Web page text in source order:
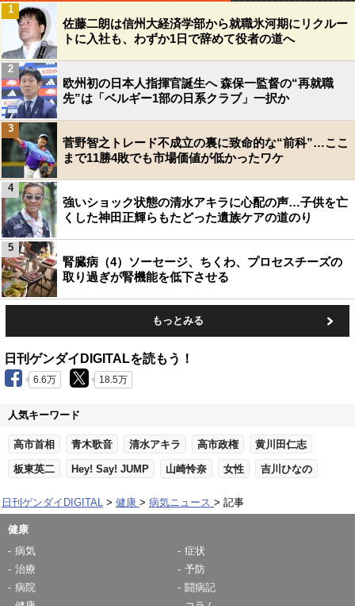
佐藤二朗は信州大経済学部から就職氷河期にリクルー
トに入社も、わずか1日で辞めて役者の道へ
1
欧州初の日本人指揮官誕生へ 森保一監督の“再就職
先”は「ベルギー1部の日系クラブ」一択か
2
菅野智之トレード不成立の裏に致命的な“前科”…ここ
まで11勝4敗でも市場価値が低かったワケ
3
強いショック状態の清水アキラに心配の声…子供を亡
くした神田正輝らもたどった遺族ケアの道のり
4
腎臓病（4）ソーセージ、ちくわ、プロセスチーズの
取り過ぎが腎機能を低下させる
5
もっとみる
日刊ゲンダイDIGITALを読もう！
6.6万 18.5万
人気キーワード
高市首相 青木歌音 清水アキラ 高市政権 黄川田仁志
板東英二 Hey! Say! JUMP 山崎怜奈 女性 吉川ひなの
日刊ゲンダイDIGITAL 健康 病気ニュース 記事
健康
病気
症状
治療
予防
病院
闘病記